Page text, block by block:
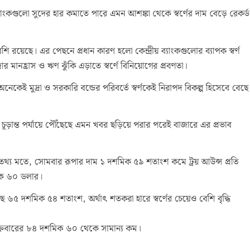
সুদের হার কমাতে পারে এমন আশঙ্কা থেকে স্বর্ণের দাম বেড়ে রেকর্ড
এর পেছনে প্রধান কারণ হলো কেন্দ্রীয় ব্যাংকগুলোর ব্যাপক স্বর্ণ
মানহ্রাস ও ঋণ ঝুঁকি এড়াতে স্বর্ণে বিনিয়োগের প্রবণতা।
মুদ্রা ও সরকারি বন্ডের পরিবর্তে স্বর্ণকেই নিরাপদ বিকল্প হিসেবে বেছে
পর্যায়ে পৌঁছেছে এমন খবর ছড়িয়ে পরার পরেই বাজারে এর প্রভাব
তথ্য মতে, সোমবার রূপার দাম ১ দশমিক ৫৯ শতাংশ কমে ট্রয় আউন্স প্রতি
৬০ ডলার।
দশমিক ৫৪ শতাংশ, অর্থাৎ শতকরা হারে স্বর্ণের চেয়েও বেশি বৃদ্ধি
৮৪ দশমিক ৬০ থেকে সামান্য কম।